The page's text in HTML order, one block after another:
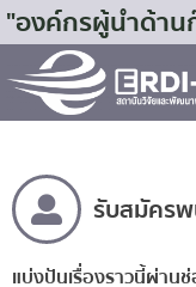
"องค์กรผู้นำด้าน
รับสมัคร
แบ่งปันเรื่องราวนี้ผ่าน